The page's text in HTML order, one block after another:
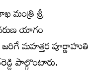
మంత్రి శ్రీ
యాగం
మహత్తర పూర్ణాహుతి
పాల్గొంటారు.